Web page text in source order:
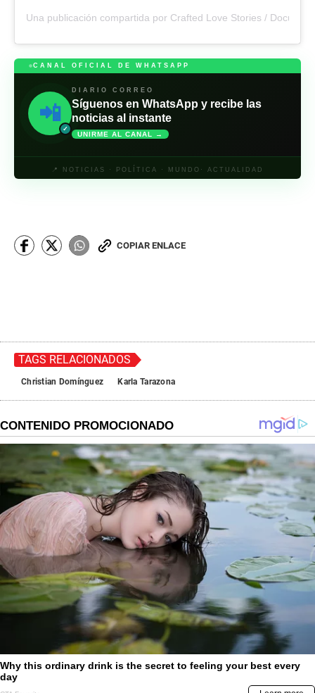
Una publicación compartida por Crafted Love Stories /
CANAL OFICIAL DE WHATSAPP
📲
✓
DIARIO CORREO
Síguenos en WhatsApp y recibe las
noticias al instante
UNIRME AL CANAL →
📍 NOTICIAS · POLÍTICA · MUNDO· ACTUALIDAD
COPIAR ENLACE
TAGS RELACIONADOS
Christian Domínguez Karla Tarazona